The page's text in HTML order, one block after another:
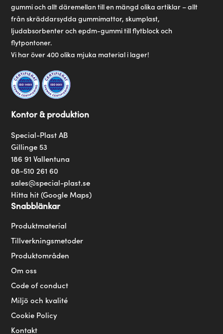
gummi och allt däremellan till en mängd olika artiklar – allt
från skräddarsydda gummimattor, skumplast,
ljudabsorbenter och epdm-gummi till flytblock och
flytpontoner.
Vi har över 400 olika mjuka material i lager!
Kontor & produktion
Special-Plast AB
Gillinge 53
186 91 Vallentuna
08-510 261 60
sales@special-plast.se
Hitta hit (Google Maps)
Snabblänkar
Produktmaterial
Tillverkningsmetoder
Produktområden
Om oss
Code of conduct
Miljö och kvalité
Cookie Policy
Kontakt